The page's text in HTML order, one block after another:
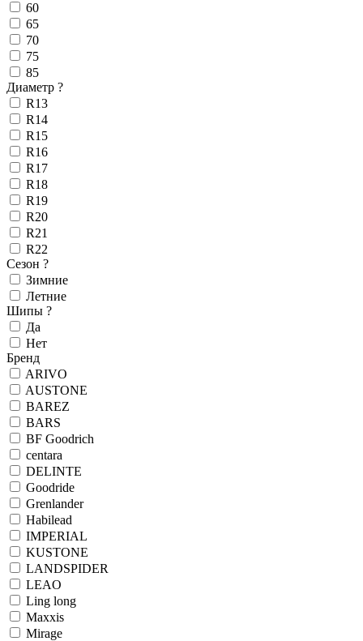
60
65
70
75
85
Диаметр ?
R13
R14
R15
R16
R17
R18
R19
R20
R21
R22
Сезон ?
Зимние
Летние
Шипы ?
Да
Нет
Бренд
ARIVO
AUSTONE
BAREZ
BARS
BF Goodrich
centara
DELINTE
Goodride
Grenlander
Habilead
IMPERIAL
KUSTONE
LANDSPIDER
LEAO
Ling long
Maxxis
Mirage